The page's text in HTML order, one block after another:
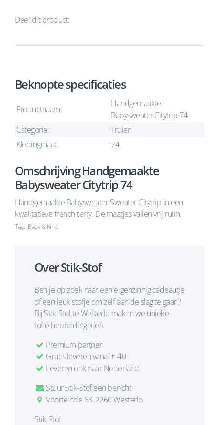
Deel dit product:
Beknopte specificaties
Productnaam:
Handgemaakte
Babysweater Citytrip 74
Categorie:
Truien
Kledingmaat:
74
Omschrijving Handgemaakte
Babysweater Citytrip 74
Handgemaakte Babysweater Sweater Citytrip in een
kwalitatieve french terry. De maatjes vallen vrij ruim.
Tags: Baby & Kind
Over Stik-Stof
Ben je op zoek naar een eigenzinnig cadeautje
of een leuk stofje om zelf aan de slag te gaan?
Bij Stik-Stof te Westerlo maken we unieke
toffe hebbedingetjes.
Premium partner
Gratis leveren vanaf € 40
Leveren ook naar Nederland
Stuur Stik-Stof een bericht
Voorteinde 63, 2260 Westerlo
Stik-Stof